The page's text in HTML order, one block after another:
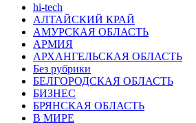
hi-tech
АЛТАЙСКИЙ КРАЙ
АМУРСКАЯ ОБЛАСТЬ
АРМИЯ
АРХАНГЕЛЬСКАЯ ОБЛАСТЬ
Без рубрики
БЕЛГОРОДСКАЯ ОБЛАСТЬ
БИЗНЕС
БРЯНСКАЯ ОБЛАСТЬ
В МИРЕ